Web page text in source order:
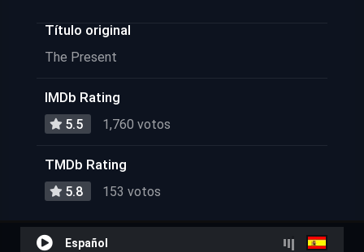
Título original
The Present
IMDb Rating
5.5 1,760 votos
TMDb Rating
5.8 153 votos
Español